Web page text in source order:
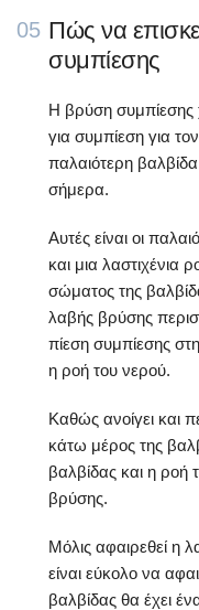
05 Πώς να
συμπίεσης
Η βρύση συμπίεσης
για συμπίεση για
παλαιότερη
σήμερα.
Αυτές είναι οι
και μια λαστιχένια
σώματος της
λαβής βρύσης
πίεση συμπίεσης
η ροή του νερού.
Καθώς ανοίγει και
κάτω μέρος της
βαλβίδας και η ροή
βρύσης.
Μόλις αφαιρεθεί η
είναι εύκολο να
βαλβίδας θα έχει